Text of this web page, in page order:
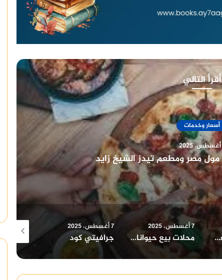
أقرأ التالي
أسعار وخدمات
7 أغسطس، 2025
فروع ومنيو مطعم بوتشرز برجر
7 أغسطس، 2025
جرافيتي كود
7 أغسطس، 2025
جولدز جيم